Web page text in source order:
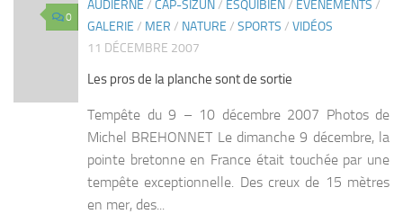
0
AUDIERNE / CAP-SIZUN/ ESQUIBIEN/ EVÈNEMENTS /
GALERIE / MER / NATURE / SPORTS / VIDÉOS
11 DÉCEMBRE 2007
Les pros de la planche sont de sortie
Tempête du 9 – 10 décembre 2007 Photos de
Michel BREHONNET Le dimanche 9 décembre, la
pointe bretonne en France était touchée par une
tempête exceptionnelle. Des creux de 15 mètres
en mer, des...